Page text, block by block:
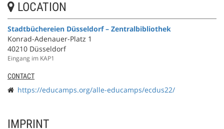
LOCATION
Stadtbüchereien Düsseldorf – Zentralbibliothek
Konrad-Adenauer-Platz 1
40210 Düsseldorf
Eingang im KAP1
CONTACT
https://educamps.org/alle-educamps/ecdus22/
IMPRINT